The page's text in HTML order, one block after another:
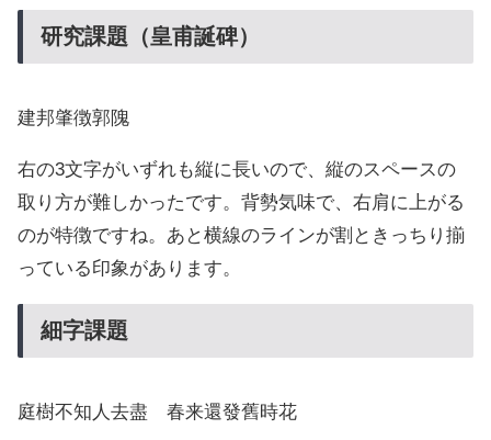
研究課題（皇甫誕碑）
建邦肇徴郭隗
右の3文字がいずれも縦に長いので、縦のスペースの
取り方が難しかったです。背勢気味で、右肩に上がる
のが特徴ですね。あと横線のラインが割ときっちり揃
っている印象があります。
細字課題
庭樹不知人去盡 春来還發舊時花